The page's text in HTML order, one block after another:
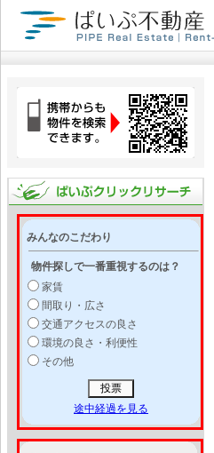
みんなのこだわり
物件探しで一番重視するのは？
家賃
間取り・広さ
交通アクセスの良さ
環境の良さ・利便性
その他
途中経過を見る